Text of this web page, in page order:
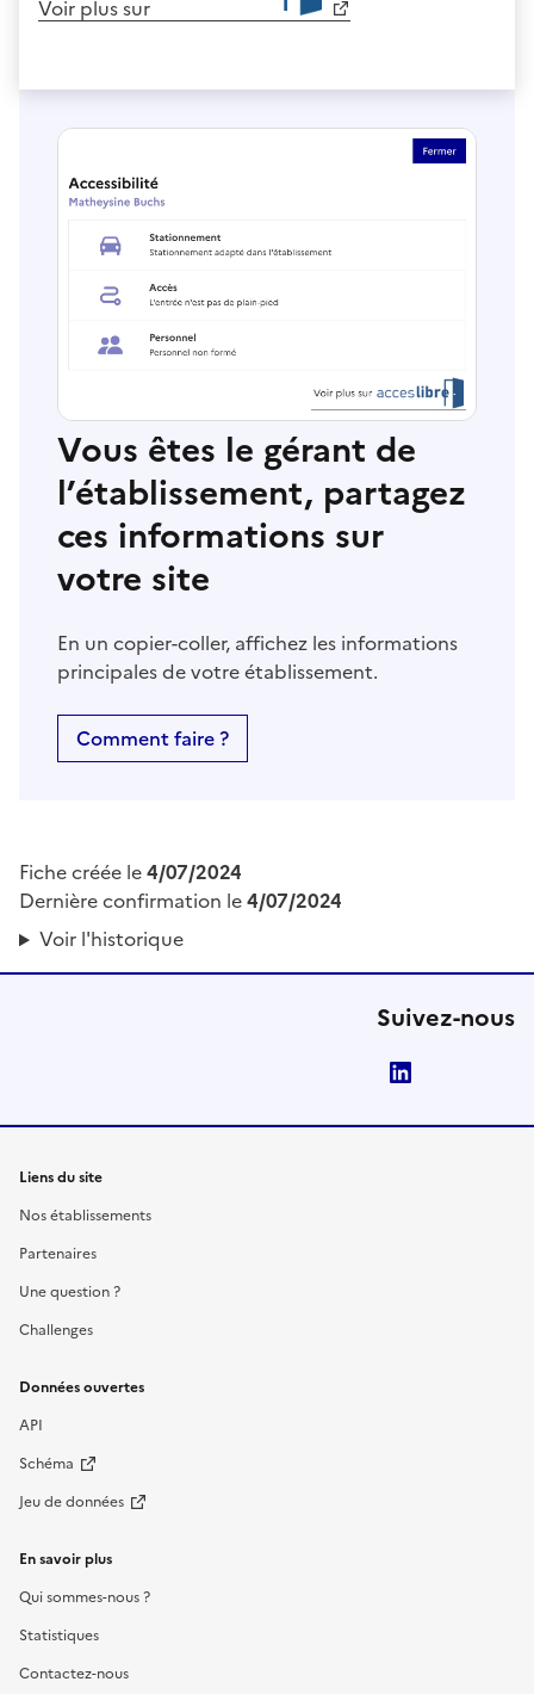
Voir plus sur
Vous êtes le gérant de
l’établissement, partagez
ces informations sur
votre site
En un copier-coller, affichez les informations
principales de votre établissement.
Comment faire ?
Fiche créée le4/07/2024
Dernière confirmation le4/07/2024
Voir l'historique
Suivez-nous
Liens du site
Nos établissements
Partenaires
Une question ?
Challenges
Données ouvertes
API
Schéma
Jeu de données
En savoir plus
Qui sommes-nous ?
Statistiques
Contactez-nous